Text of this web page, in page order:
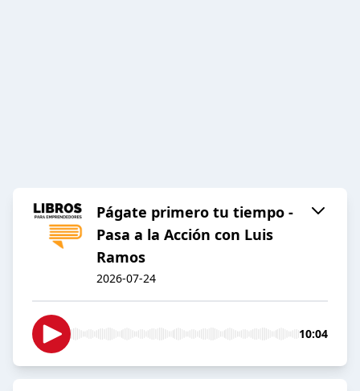
Págate primero tu tiempo -
Pasa a la Acción con Luis
Ramos
2026-07-24
10:04